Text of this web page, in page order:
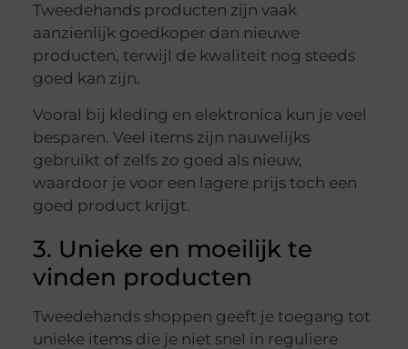
Tweedehands producten zijn vaak
aanzienlijk goedkoper dan nieuwe
producten, terwijl de kwaliteit nog steeds
goed kan zijn.
Vooral bij kleding en elektronica kun je veel
besparen. Veel items zijn nauwelijks
gebruikt of zelfs zo goed als nieuw,
waardoor je voor een lagere prijs toch een
goed product krijgt.
3. Unieke en moeilijk te
vinden producten
Tweedehands shoppen geeft je toegang tot
unieke items die je niet snel in reguliere